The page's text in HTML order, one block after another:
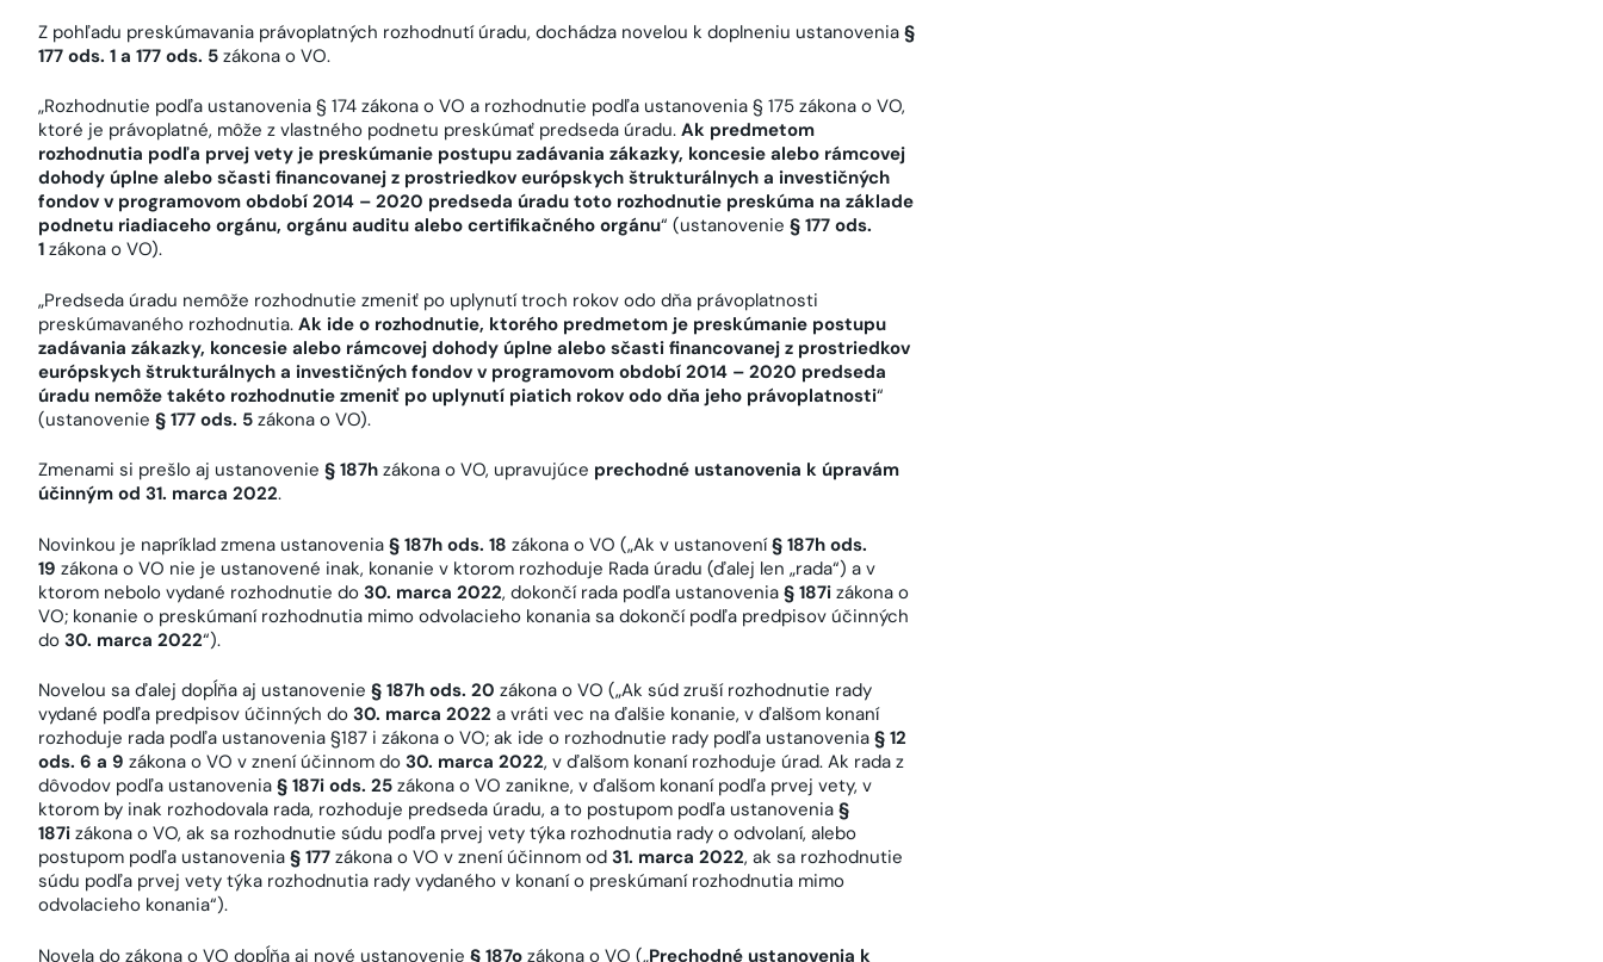
Z pohľadu preskúmavania právoplatných rozhodnutí úradu, dochádza novelou k doplneniu ustanovenia §
177 ods. 1 a 177 ods. 5 zákona o VO.
„Rozhodnutie podľa ustanovenia § 174 zákona o VO a rozhodnutie podľa ustanovenia § 175 zákona o VO,
ktoré je právoplatné, môže z vlastného podnetu preskúmať predseda úradu. Ak predmetom
rozhodnutia podľa prvej vety je preskúmanie postupu zadávania zákazky, koncesie alebo rámcovej
dohody úplne alebo sčasti financovanej z prostriedkov európskych štrukturálnych a investičných
fondov v programovom období 2014 – 2020 predseda úradu toto rozhodnutie preskúma na základe
podnetu riadiaceho orgánu, orgánu auditu alebo certifikačného orgánu“ (ustanovenie § 177 ods.
1 zákona o VO).
„Predseda úradu nemôže rozhodnutie zmeniť po uplynutí troch rokov odo dňa právoplatnosti
preskúmavaného rozhodnutia. Ak ide o rozhodnutie, ktorého predmetom je preskúmanie postupu
zadávania zákazky, koncesie alebo rámcovej dohody úplne alebo sčasti financovanej z prostriedkov
európskych štrukturálnych a investičných fondov v programovom období 2014 – 2020 predseda
úradu nemôže takéto rozhodnutie zmeniť po uplynutí piatich rokov odo dňa jeho právoplatnosti“
(ustanovenie § 177 ods. 5 zákona o VO).
Zmenami si prešlo aj ustanovenie § 187h zákona o VO, upravujúce prechodné ustanovenia k úpravám
účinným od 31. marca 2022.
Novinkou je napríklad zmena ustanovenia § 187h ods. 18 zákona o VO („Ak v ustanovení§ 187h ods.
19 zákona o VO nie je ustanovené inak, konanie v ktorom rozhoduje Rada úradu (ďalej len „rada“) a v
ktorom nebolo vydané rozhodnutie do 30. marca 2022, dokončí rada podľa ustanovenia § 187i zákona o
VO; konanie o preskúmaní rozhodnutia mimo odvolacieho konania sa dokončí podľa predpisov účinných
do 30. marca 2022“).
Novelou sa ďalej dopĺňa aj ustanovenie § 187h ods. 20 zákona o VO („Ak súd zruší rozhodnutie rady
vydané podľa predpisov účinných do 30. marca 2022 a vráti vec na ďalšie konanie, v ďalšom konaní
rozhoduje rada podľa ustanovenia §187 i zákona o VO; ak ide o rozhodnutie rady podľa ustanovenia § 12
ods. 6 a 9 zákona o VO v znení účinnom do 30. marca 2022, v ďalšom konaní rozhoduje úrad. Ak rada z
dôvodov podľa ustanovenia § 187i ods. 25 zákona o VO zanikne, v ďalšom konaní podľa prvej vety, v
ktorom by inak rozhodovala rada, rozhoduje predseda úradu, a to postupom podľa ustanovenia §
187i zákona o VO, ak sa rozhodnutie súdu podľa prvej vety týka rozhodnutia rady o odvolaní, alebo
postupom podľa ustanovenia § 177 zákona o VO v znení účinnom od 31. marca 2022, ak sa rozhodnutie
súdu podľa prvej vety týka rozhodnutia rady vydaného v konaní o preskúmaní rozhodnutia mimo
odvolacieho konania“).
Novela do zákona o VO dopĺňa aj nové ustanovenie § 187o zákona o VO („Prechodné ustanovenia k